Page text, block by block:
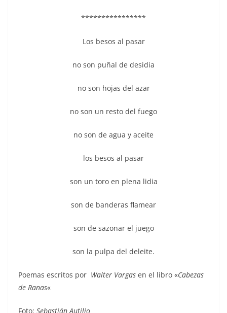
****************
Los besos al pasar
no son puñal de desidia
no son hojas del azar
no son un resto del fuego
no son de agua y aceite
los besos al pasar
son un toro en plena lidia
son de banderas flamear
son de sazonar el juego
son la pulpa del deleite.
Poemas escritos por Walter Vargas en el libro «Cabezas
de Ranas«
Foto: Sebastián Autilio